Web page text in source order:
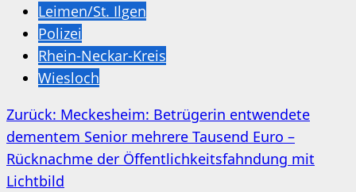
Leimen/St. Ilgen
Polizei
Rhein-Neckar-Kreis
Wiesloch
Beitragsnavigation
Zurück: Meckesheim: Betrügerin entwendete
dementem Senior mehrere Tausend Euro –
Rücknachme der Öffentlichkeitsfahndung mit
Lichtbild